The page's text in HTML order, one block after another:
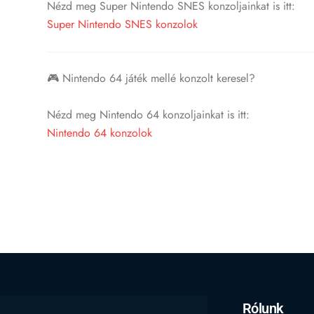
Nézd meg Super Nintendo SNES konzoljainkat is itt:
Super Nintendo SNES konzolok
🎮 Nintendo 64 játék mellé konzolt keresel?
Nézd meg Nintendo 64 konzoljainkat is itt:
Nintendo 64 konzolok
Rólunk